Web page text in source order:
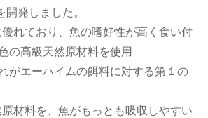
開発しました。
れており、魚の嗜好性が高く食い付
の高級天然原材料を使用
がエーハイムの餌料に対する第１の
材料を、魚がもっとも吸収しやすい